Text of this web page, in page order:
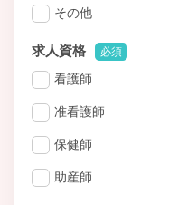
その他
求人資格 必須
看護師
准看護師
保健師
助産師